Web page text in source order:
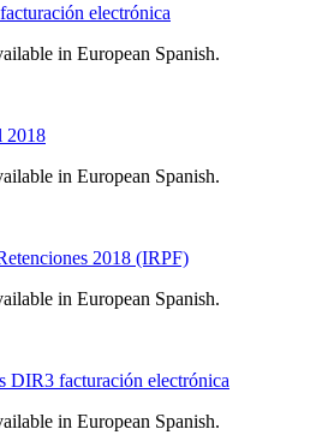
electrónica
in European Spanish.
2018
in European Spanish.
2018 (IRPF)
in European Spanish.
DIR3 facturación electrónica
in European Spanish.